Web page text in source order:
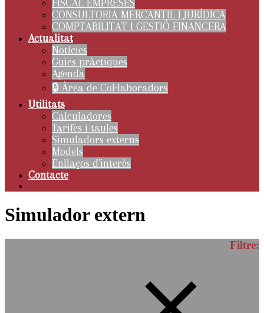
FISCAL EMPRESES
CONSULTORIA MERCANTIL I JURÍDICA
COMPTABILITAT I GESTIÓ FINANCERA
Actualitat
Notícies
Guies pràctiques
Agenda
🔒 Àrea de Col·laboradors
Utilitats
Calculadores
Tarifes i taules
Simuladors externs
Models
Enllaços d'interès
Contacte
Simulador extern
Filtre: